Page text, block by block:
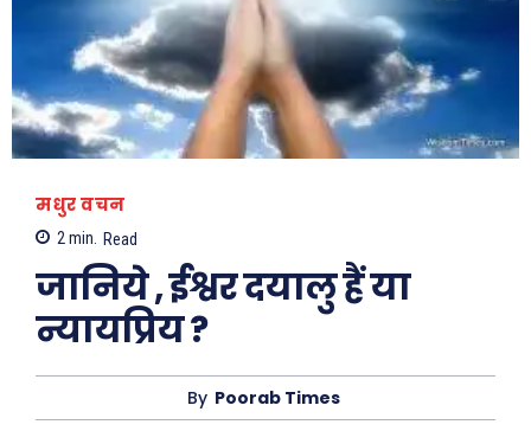
मधुर वचन
2min. Read
जानिये , ईश्वर दयालु हैं या
न्यायप्रिय ?
By Poorab Times